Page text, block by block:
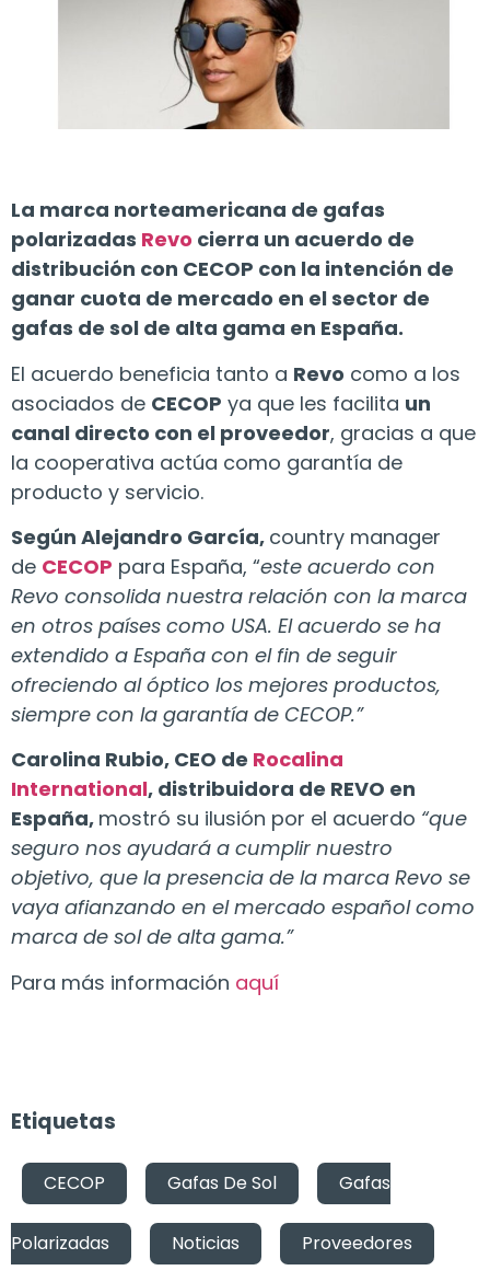
La marca norteamericana de gafas
polarizadas Revo cierra un acuerdo de
distribución con CECOP con la intención de
ganar cuota de mercado en el sector de
gafas de sol de alta gama en España.
El acuerdo beneficia tanto a Revo como a los
asociados de CECOP ya que les facilita un
canal directo con el proveedor, gracias a que
la cooperativa actúa como garantía de
producto y servicio.
Según Alejandro García, country manager
de CECOP para España, “este acuerdo con
Revo consolida nuestra relación con la marca
en otros países como USA. El acuerdo se ha
extendido a España con el fin de seguir
ofreciendo al óptico los mejores productos,
siempre con la garantía de CECOP.”
Carolina Rubio, CEO de Rocalina
International, distribuidora de REVO en
España, mostró su ilusión por el acuerdo “que
seguro nos ayudará a cumplir nuestro
objetivo, que la presencia de la marca Revo se
vaya afianzando en el mercado español como
marca de sol de alta gama.”
Para más información aquí
Etiquetas
CECOP Gafas De Sol Gafas
Polarizadas Noticias Proveedores